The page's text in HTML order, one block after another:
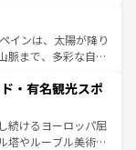
マルフィ海岸の絶
の合間には、本場の
理を堪能することも
い旅をしてみよう！
インは、太陽が降り
脈まで、多彩な自然
ラメンコ、熱気あふ
の一部となってい
気や、バルセロナの
代ローマ遺跡や中世
・有名観光スポ
続けるヨーロッパ屈
塔やルーブル美術館